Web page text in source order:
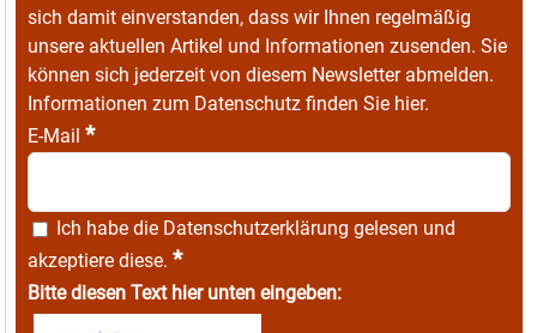
sich damit einverstanden, dass wir Ihnen regelmäßig
unsere aktuellen Artikel und Informationen zusenden. Sie
können sich jederzeit von diesem Newsletter abmelden.
Informationen zum Datenschutz finden Sie hier.
E-Mail *
Ich habe die Datenschutzerklärung gelesen und
akzeptiere diese. *
Bitte diesen Text hier unten eingeben: